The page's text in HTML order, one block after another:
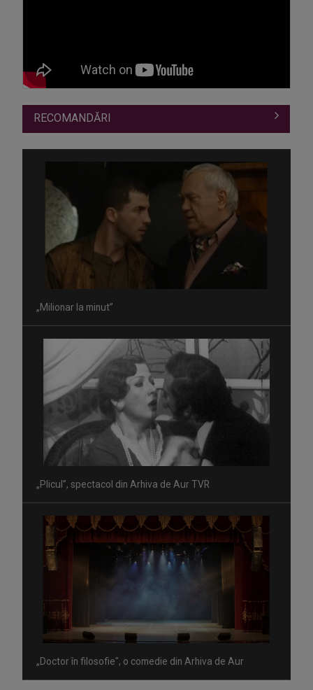
RECOMANDĂRI
„Milionar la minut”
„Plicul”, spectacol din Arhiva de Aur TVR
„Doctor în filosofie", o comedie din Arhiva de Aur